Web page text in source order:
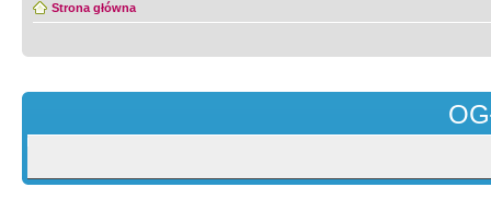
Strona główna